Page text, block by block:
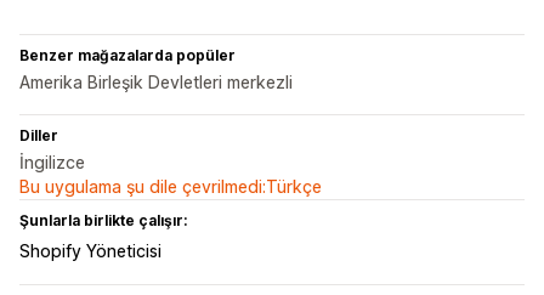
Benzer mağazalarda popüler
Amerika Birleşik Devletleri merkezli
Diller
İngilizce
Bu uygulama şu dile çevrilmedi:Türkçe
Şunlarla birlikte çalışır:
Shopify Yöneticisi